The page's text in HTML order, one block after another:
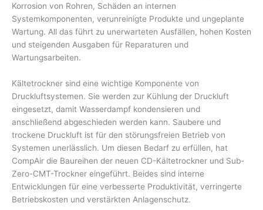
Korrosion von Rohren, Schäden an internen
Systemkomponenten, verunreinigte Produkte und ungeplante
Wartung. All das führt zu unerwarteten Ausfällen, hohen Kosten
und steigenden Ausgaben für Reparaturen und
Wartungsarbeiten.
Kältetrockner sind eine wichtige Komponente von
Druckluftsystemen. Sie werden zur Kühlung der Druckluft
eingesetzt, damit Wasserdampf kondensieren und
anschließend abgeschieden werden kann. Saubere und
trockene Druckluft ist für den störungsfreien Betrieb von
Systemen unerlässlich. Um diesen Bedarf zu erfüllen, hat
CompAir die Baureihen der neuen CD-Kältetrockner und Sub-
Zero-CMT-Trockner eingeführt. Beides sind interne
Entwicklungen für eine verbesserte Produktivität, verringerte
Betriebskosten und verstärkten Anlagenschutz.